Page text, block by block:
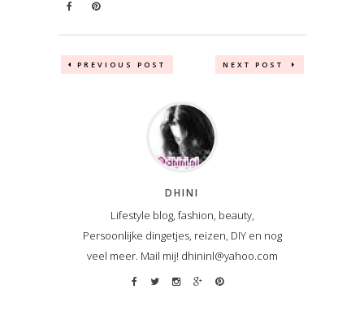
PREVIOUS POST NEXT POST
DHINI
Lifestyle blog, fashion, beauty,
Persoonlijke dingetjes, reizen, DIY en nog
veel meer. Mail mij! dhininl@yahoo.com